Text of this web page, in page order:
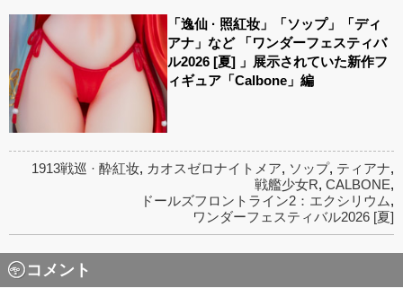
「逸仙 · 照紅妆」「ソップ」「ディ
アナ」など 「ワンダーフェスティバ
ル2026 [夏] 」展示されていた新作フ
ィギュア「Calbone」編
1913戦巡 · 酔紅妆, カオスゼロナイトメア, ソップ, ティアナ,
戦艦少女R, CALBONE,
ドールズフロントライン2：エクシリウム,
ワンダーフェスティバル2026 [夏]
コメント